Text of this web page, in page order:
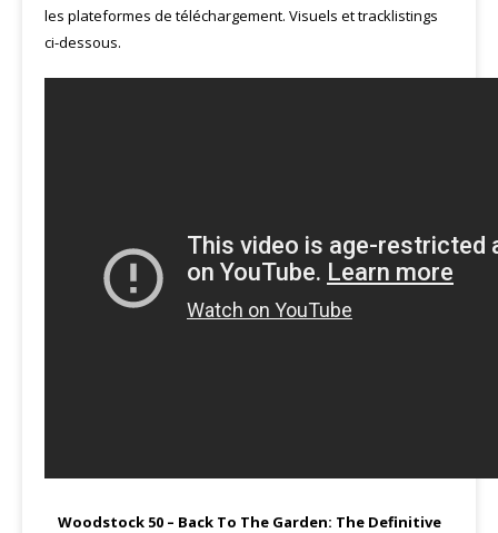
les plateformes de téléchargement. Visuels et tracklistings
ci-dessous.
Woodstock 50 – Back To The Garden: The Definitive